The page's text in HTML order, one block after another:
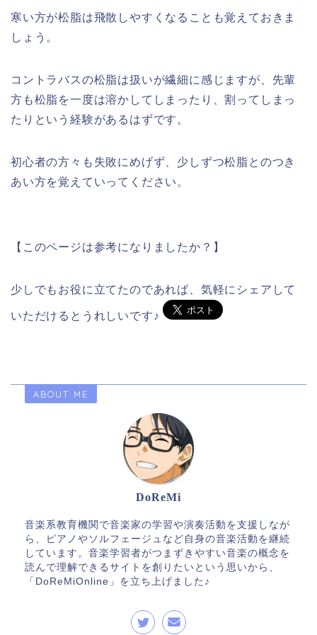
寒い方が松脂は飛散しやすくなることも覚えておきま
しょう。
コントラバスの松脂は扱いが繊細に感じますが、先輩
方も松脂を一度は溶かしてしまったり、割ってしまっ
たりという経験があるはずです。
初心者の方々も失敗にめげず、少しずつ松脂とのつき
あい方を覚えていってください。
【このページは参考になりましたか？】
少しでもお役に立てたのであれば、気軽にシェアして
いただけるとうれしいです♪
ABOUT ME
DoReMi
音楽系教育機関で音楽家の学習や演奏活動を支援しなが
ら、ピアノやソルフェージュなど自身の音楽活動を継続
しています。音楽学習者がつまずきやすい音楽の概念を
読んで理解できるサイトを創りたいという思いから、
「DoReMiOnline」を立ち上げました♪